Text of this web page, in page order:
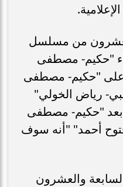
من مسلسل
"حكيم- مصطفى
على "حكيم- مصطفى
رياض الخولي"
بعد "حكيم- مصطفى
أحمد" "أنه سوف
والعشرون